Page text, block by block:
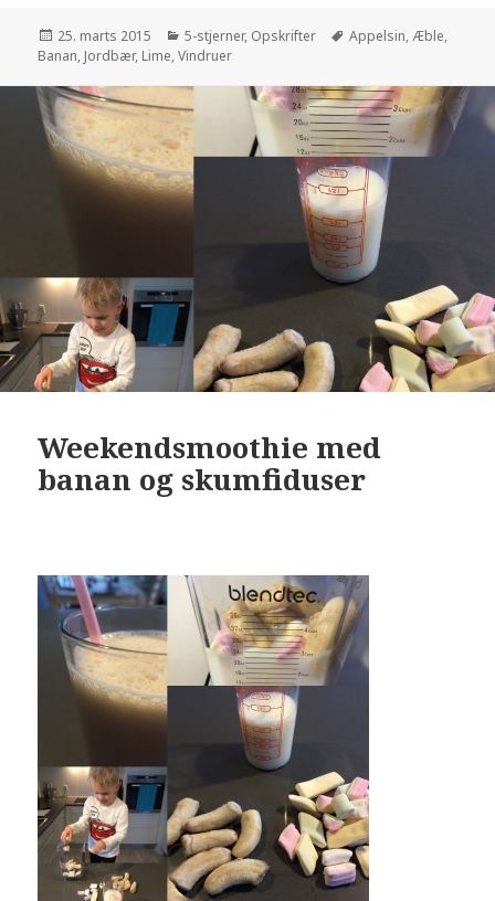
Udgivet
i
25. marts 2015 Kategorier
5-stjerner, Opskrifter Tags
Appelsin,Æble,
Banan, Jordbær, Lime,Vindruer
Weekendsmoothie med
banan og skumfiduser